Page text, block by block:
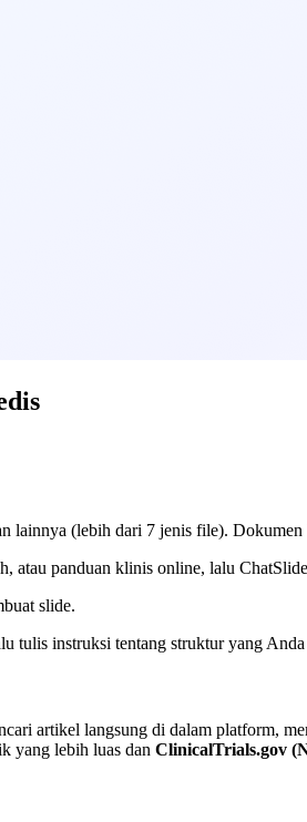
(lebih dari 7 jenis file). Dokumen
panduan klinis online, lalu
slide.
tulis instruksi tentang struktur yang
artikel langsung di dalam platform,
yang lebih luas dan ClinicalTrials.gov